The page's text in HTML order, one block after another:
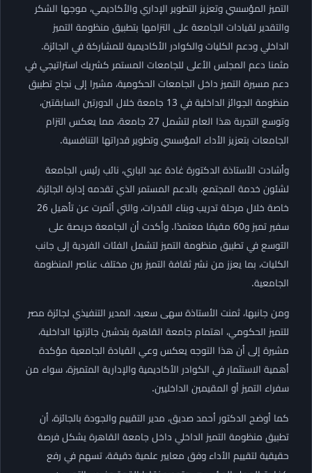
التميز المؤسسي وتعزيز التطوير الإداري والأكاديمي، موجها الشكر
والتقدير لقيادات الجامعة على التزامها بتطبيق منظومة التميز
الداخلي ودعم الكليات والكوادر الأكاديمية للمشاركة في الجائزة.
مثمنا دعم المجلس الأعلى للجامعات المستمر كشريك استراتيجي في
دعم مسيرة التميز داخل الجامعات الحكومية، مشيرا إلى نجاح تطبيق
منظومة الجوائز الداخلية في 13 جامعة خلال الدورتين السابقتين،
وتوسع التجربة هذا العام لتشمل 27 جامعة، مما يعكس التزام
الجامعات بتعزيز الأداء المؤسسي وتطوير قدراتها التنافسية.
وأشادت الأستاذة الدكتورة غادة عبد الباري، نائب رئيس الجامعة
لشئون خدمة المجتمع، بالدعم المستمر الذي تقدمه إدارة الجائزة،
خاصة خلال مرحلة تدريب وبناء القدرات، والتي أثمرت عن تأهيل 26
سفير تميز و60 مقيمًا معتمدًا. وأكدت أن الجامعة حريصة على
التوسع في تطبيق منظومة التميز لتشمل الفئات الفردية إلى جانب
الكليات، بما يعزز من نشر ثقافة التميز بين مختلف عناصر المنظومة
الجامعية.
ومن جانبها، ثمنت الأستاذة سهى سعيد، المدير التنفيذي لجائزة مصر
للتميز الحكومي، اهتمام جامعة القاهرة بتدشين جائزتها الداخلية،
مشيرة إلى أن هذا التوجه يعكس وعي القيادة الجامعية مؤكدة
أهمية الاستثمار في الكوادر الأكاديمية والإدارية المتميزة، سواء من
سفراء التميز أو المقيمين الداخليين.
كما أوضح الدكتور أحمد صديق، مدير التقييم والجودة بالجائزة، أن
تطبيق منظومة التميز الداخلي داخل جامعة القاهرة يشكل فرصة
حقيقية لتقييم الأداء وفق معايير علمية دقيقة، تسهم في رفع